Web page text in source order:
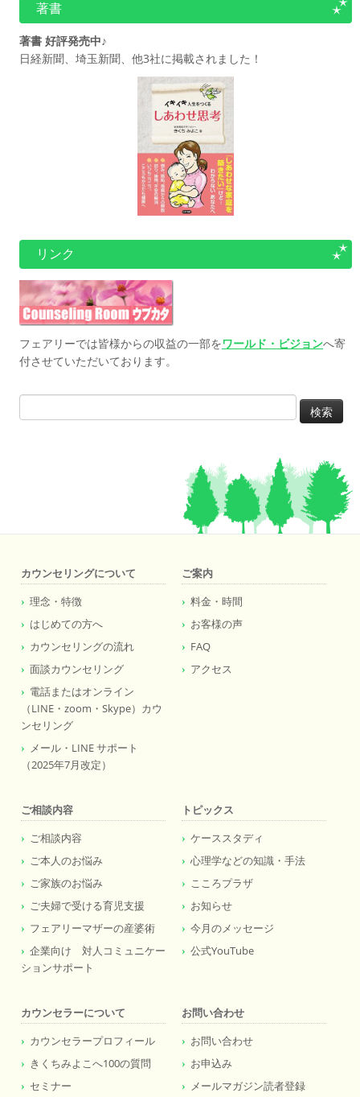
著書
著書 好評発売中♪
日経新聞、埼玉新聞、他3社に掲載されました！
リンク
フェアリーでは皆様からの収益の一部をワールド・ビジョンへ寄
付させていただいております。
検
索:
カウンセリングについて
理念・特徴
はじめての方へ
カウンセリングの流れ
面談カウンセリング
電話またはオンライン
（LINE・zoom・Skype）カウ
ンセリング
メール・LINE サポート
（2025年7月改定）
ご案内
料金・時間
お客様の声
FAQ
アクセス
ご相談内容
ご相談内容
ご本人のお悩み
ご家族のお悩み
ご夫婦で受ける育児支援
フェアリーマザーの産婆術
企業向け 対人コミュニケー
ションサポート
トピックス
ケーススタディ
心理学などの知識・手法
こころプラザ
お知らせ
今月のメッセージ
公式YouTube
カウンセラーについて
カウンセラープロフィール
きくちみよこへ100の質問
セミナー
お問い合わせ
お問い合わせ
お申込み
メールマガジン読者登録